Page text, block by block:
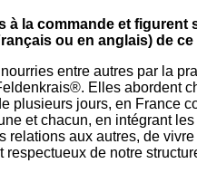
la commande et figurent
ou en anglais) de ce
entre autres par la
Elles abordent
plusieurs jours, en France
et chacun, en intégrant
relations aux autres, de
de notre